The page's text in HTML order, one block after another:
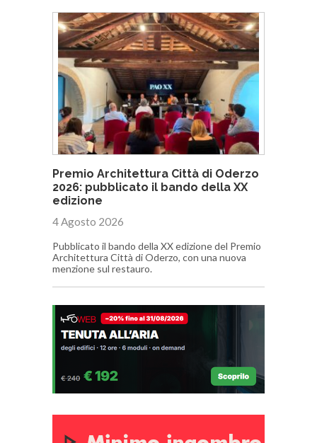
Premio Architettura Città di Oderzo
2026: pubblicato il bando della XX
edizione
4 Agosto 2026
Pubblicato il bando della XX edizione del Premio
Architettura Città di Oderzo, con una nuova
menzione sul restauro.